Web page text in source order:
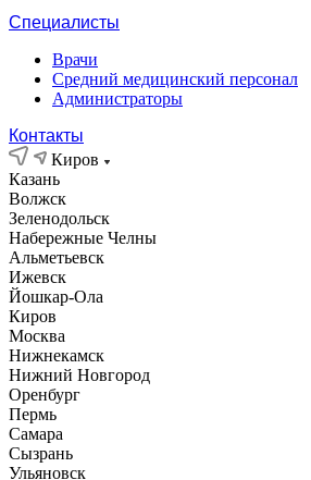
Специалисты
Врачи
Средний медицинский персонал
Администраторы
Контакты
Киров
Казань
Волжск
Зеленодольск
Набережные Челны
Альметьевск
Ижевск
Йошкар-Ола
Киров
Москва
Нижнекамск
Нижний Новгород
Оренбург
Пермь
Самара
Сызрань
Ульяновск